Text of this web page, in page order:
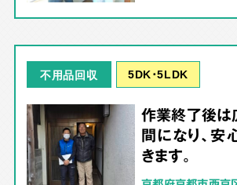
不用品回収 5DK･5LDK
作業終了後は
間になり、安
きます。